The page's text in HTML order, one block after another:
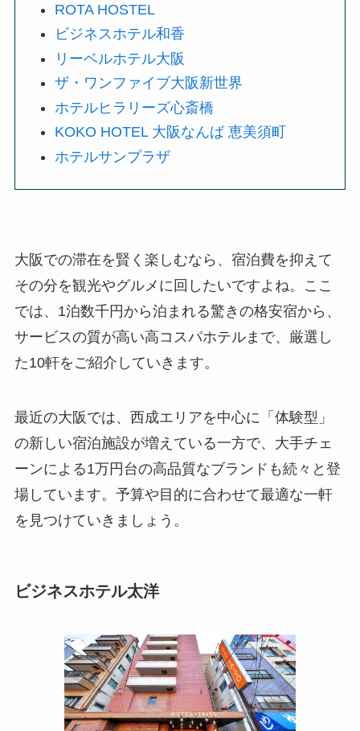
ROTA HOSTEL
ビジネスホテル和香
リーベルホテル大阪
ザ・ワンファイブ大阪新世界
ホテルヒラリーズ心斎橋
KOKO HOTEL 大阪なんば 恵美須町
ホテルサンプラザ
大阪での滞在を賢く楽しむなら、宿泊費を抑えて
その分を観光やグルメに回したいですよね。ここ
では、1泊数千円から泊まれる驚きの格安宿から、
サービスの質が高い高コスパホテルまで、厳選し
た10軒をご紹介していきます。
最近の大阪では、西成エリアを中心に「体験型」
の新しい宿泊施設が増えている一方で、大手チェ
ーンによる1万円台の高品質なブランドも続々と登
場しています。予算や目的に合わせて最適な一軒
を見つけていきましょう。
ビジネスホテル太洋